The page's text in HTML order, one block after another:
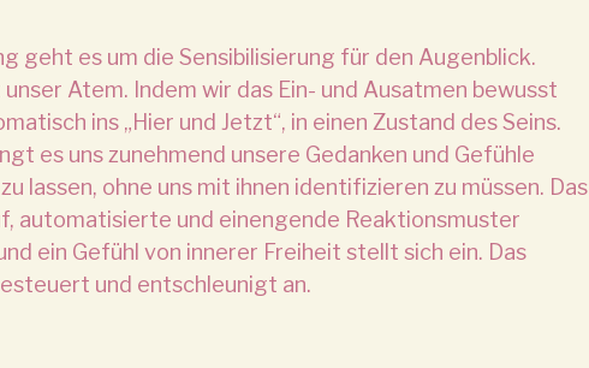
geht es um die Sensibilisierung für den Augenblick.
Atem. Indem wir das Ein- und Ausatmen bewusst
ins „Hier und Jetzt“, in einen Zustand des Seins.
es uns zunehmend unsere Gedanken und Gefühle
lassen, ohne uns mit ihnen identifizieren zu müssen. Das
automatisierte und einengende Reaktionsmuster
ein Gefühl von innerer Freiheit stellt sich ein. Das
und entschleunigt an.